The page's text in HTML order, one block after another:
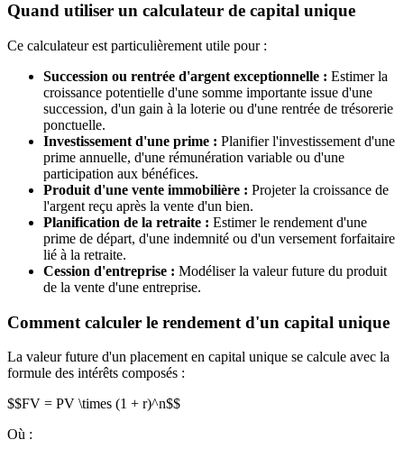
Quand utiliser un calculateur de capital unique
Ce calculateur est particulièrement utile pour :
Succession ou rentrée d'argent exceptionnelle : Estimer la
croissance potentielle d'une somme importante issue d'une
succession, d'un gain à la loterie ou d'une rentrée de trésorerie
ponctuelle.
Investissement d'une prime : Planifier l'investissement d'une
prime annuelle, d'une rémunération variable ou d'une
participation aux bénéfices.
Produit d'une vente immobilière : Projeter la croissance de
l'argent reçu après la vente d'un bien.
Planification de la retraite : Estimer le rendement d'une
prime de départ, d'une indemnité ou d'un versement forfaitaire
lié à la retraite.
Cession d'entreprise : Modéliser la valeur future du produit
de la vente d'une entreprise.
Comment calculer le rendement d'un capital unique
La valeur future d'un placement en capital unique se calcule avec la
formule des intérêts composés :
$$FV = PV \times (1 + r)^n$$
Où :